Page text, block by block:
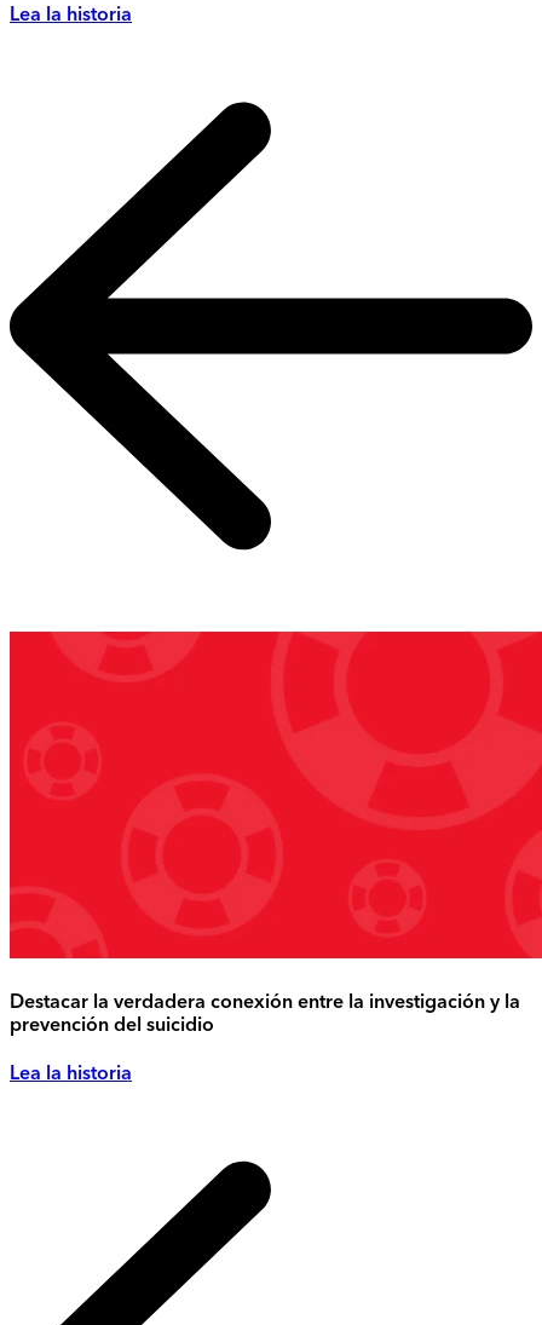
Lea la historia
Destacar la verdadera conexión entre la investigación y la
prevención del suicidio
Lea la historia